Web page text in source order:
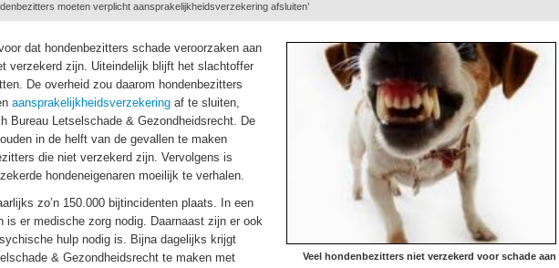
moeten verplicht aansprakelijkheidsverzekering afsluiten’
Veel hondenbezitters niet verzekerd voor schade aan
dat hondenbezitters schade veroorzaken aan
verzekerd zijn. Uiteindelijk blijft het slachtoffer
De overheid zou daarom hondenbezitters
aansprakelijkheidsverzekering af te sluiten,
Bureau Letselschade & Gezondheidsrecht. De
in de helft van de gevallen te maken
die niet verzekerd zijn. Vervolgens is
hondeneigenaren moeilijk te verhalen.
zo’n 150.000 bijtincidenten plaats. In een
is er medische zorg nodig. Daarnaast zijn er ook
hulp nodig is. Bijna dagelijks krijgt
& Gezondheidsrecht te maken met